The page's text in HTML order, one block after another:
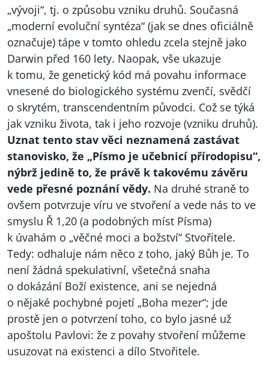
„vývoji“, tj. o způsobu vzniku druhů. Současná
„moderní evoluční syntéza“ (jak se dnes oficiálně
označuje) tápe v tomto ohledu zcela stejně jako
Darwin před 160 lety. Naopak, vše ukazuje
k tomu, že genetický kód má povahu informace
vnesené do biologického systému zvenčí, svědčí
o skrytém, transcendentním původci. Což se týká
jak vzniku života, tak i jeho rozvoje (vzniku druhů).
Uznat tento stav věci neznamená zastávat
stanovisko, že „Písmo je učebnicí přírodopisu“,
nýbrž jedině to, že právě k takovému závěru
vede přesné poznání vědy. Na druhé straně to
ovšem potvrzuje víru ve stvoření a vede nás to ve
smyslu Ř 1,20 (a podobných míst Písma)
k úvahám o „věčné moci a božství“ Stvořitele.
Tedy: odhaluje nám něco z toho, jaký Bůh je. To
není žádná spekulativní, všetečná snaha
o dokázání Boží existence, ani se nejedná
o nějaké pochybné pojetí „Boha mezer“; jde
prostě jen o potvrzení toho, co bylo jasné už
apoštolu Pavlovi: že z povahy stvoření můžeme
usuzovat na existenci a dílo Stvořitele.